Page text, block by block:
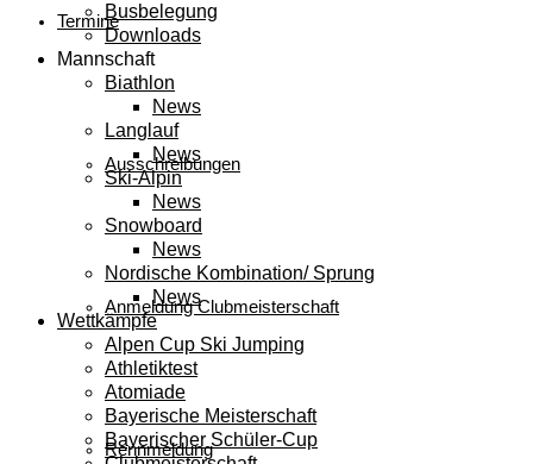
Termine
Ausschreibungen
Anmeldung Clubmeisterschaft
Rennmeldung
Busbelegung
Downloads
Mannschaft
Biathlon
News
Langlauf
News
Ski-Alpin
News
Snowboard
News
Nordische Kombination/ Sprung
News
Wettkämpfe
Alpen Cup Ski Jumping
Athletiktest
Atomiade
Bayerische Meisterschaft
Bayerischer Schüler-Cup